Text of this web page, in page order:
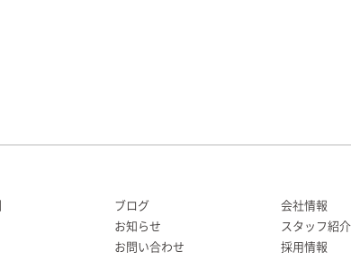
ブログ
お知らせ
お問い合わせ
会社情報
スタッフ紹介
採用情報